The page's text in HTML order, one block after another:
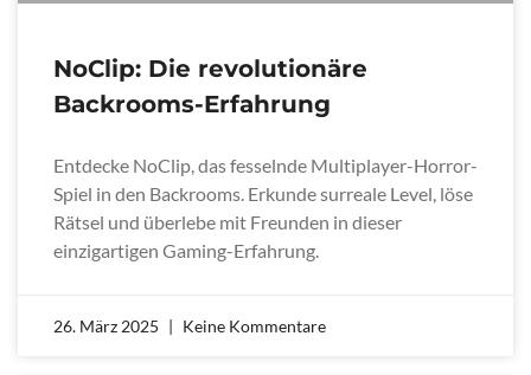
NoClip: Die revolutionäre
Backrooms-Erfahrung
Entdecke NoClip, das fesselnde Multiplayer-Horror-
Spiel in den Backrooms. Erkunde surreale Level, löse
Rätsel und überlebe mit Freunden in dieser
einzigartigen Gaming-Erfahrung.
26. März 2025 Keine Kommentare